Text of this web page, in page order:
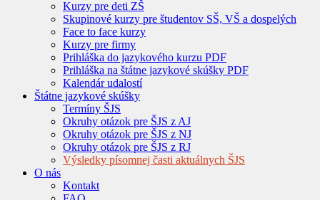
Kurzy pre deti ZŠ
Skupinové kurzy pre študentov SŠ, VŠ a dospelých
Face to face kurzy
Kurzy pre firmy
Prihláška do jazykového kurzu PDF
Prihláška na štátne jazykové skúšky PDF
Kalendár udalostí
Štátne jazykové skúšky
Termíny ŠJS
Okruhy otázok pre ŠJS z AJ
Okruhy otázok pre ŠJS z NJ
Okruhy otázok pre ŠJS z RJ
Výsledky písomnej časti aktuálnych ŠJS
O nás
Kontakt